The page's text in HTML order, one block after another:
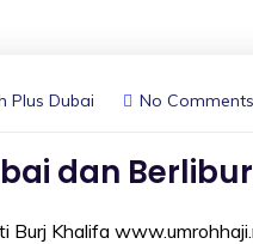
Plus Dubai No Comments
dan
Burj Khalifa